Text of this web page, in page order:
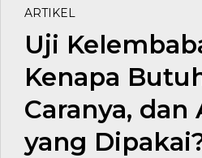
ARTIKEL
Uji
Kenapa
Caranya, dan
yang